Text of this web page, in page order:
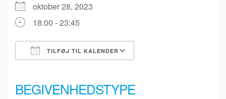
oktober 28, 2023
18:00 - 23:45
TILFØJ TIL KALENDER
BEGIVENHEDSTYPE